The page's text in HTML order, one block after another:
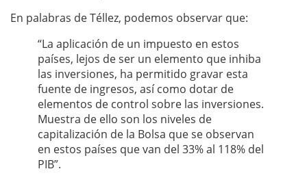
En palabras de Téllez, podemos observar que:
“La aplicación de un impuesto en estos
países, lejos de ser un elemento que inhiba
las inversiones, ha permitido gravar esta
fuente de ingresos, así como dotar de
elementos de control sobre las inversiones.
Muestra de ello son los niveles de
capitalización de la Bolsa que se observan
en estos países que van del 33% al 118% del
PIB”.